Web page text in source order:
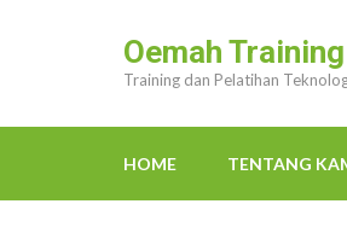
Oemah Training
Training dan Pelatihan
HOME TENTANG